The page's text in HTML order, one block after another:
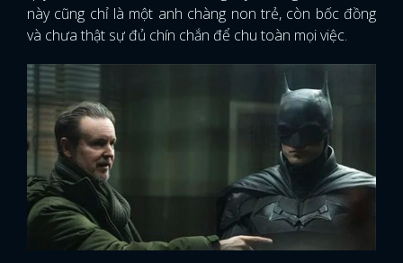
này cũng chỉ là một anh chàng non trẻ, còn bốc đồng
và chưa thật sự đủ chín chắn để chu toàn mọi việc.